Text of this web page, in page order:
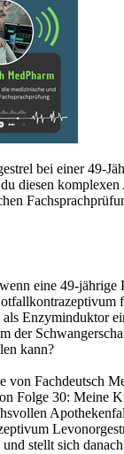
bei einer 49-
diesen
eine 49-
als Enzyminduktor
der
kann?
von Fachdeutsch
Folge 30: Meine
stellt sich